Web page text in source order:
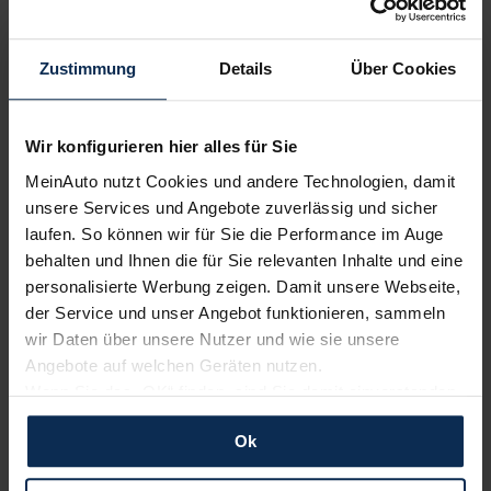
Zustimmung Details Über Cookies
Wir konfigurieren hier alles für Sie
MeinAuto nutzt Cookies und andere Technologien, damit
unsere Services und Angebote zuverlässig und sicher
laufen. So können wir für Sie die Performance im Auge
behalten und Ihnen die für Sie relevanten Inhalte und eine
personalisierte Werbung zeigen. Damit unsere Webseite,
der Service und unser Angebot funktionieren, sammeln
wir Daten über unsere Nutzer und wie sie unsere
Angebote auf welchen Geräten nutzen.
Wenn Sie das „OK“ finden, sind Sie damit einverstanden
und erlauben uns Cookies für unseren Service zu
verwenden und diese Daten an Dritte weiterzugeben,
etwa an unsere Marketingpartner. Falls Sie dem nicht
Ok
Volvo Renault
KIA BMW